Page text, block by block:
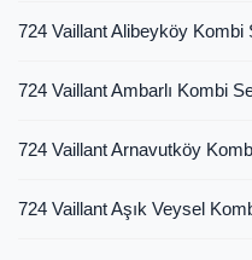
724 Vaillant Alibeyköy Kombi
724 Vaillant Ambarlı Kombi
724 Vaillant Arnavutköy
724 Vaillant Aşık Veysel